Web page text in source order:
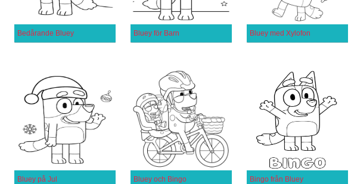
Bedårande Bluey Bluey för Barn Bluey med Xylofon
Bluey på Jul Bluey och Bingo Bingo från Bluey